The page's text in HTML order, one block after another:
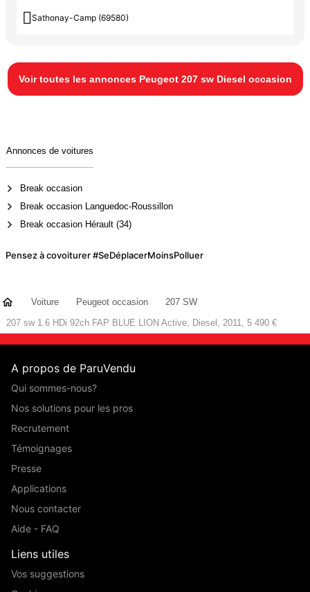
 Sathonay-Camp (69580)
Voir toutes les annonces Peugeot 207 sw Diesel occasion
Annonces de voitures
Break occasion
Break occasion Languedoc-Roussillon
Break occasion Hérault (34)
Pensez à covoiturer #SeDéplacerMoinsPolluer
Voiture Peugeot occasion
207 SW
207 sw 1.6 HDi 92ch FAP BLUE LION Active, Diesel, 2011, 5 490 €
A propos de ParuVendu
Qui sommes-nous?
Nos solutions pour les pros
Recrutement
Témoignages
Presse
Applications
Nous contacter
Aide - FAQ
Liens utiles
Vos suggestions